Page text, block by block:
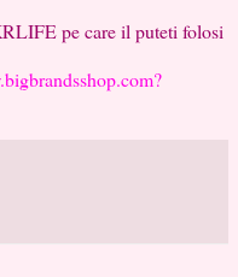
pe care il puteti folosi